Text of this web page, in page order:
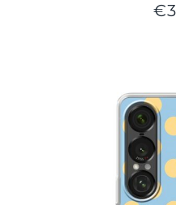
€